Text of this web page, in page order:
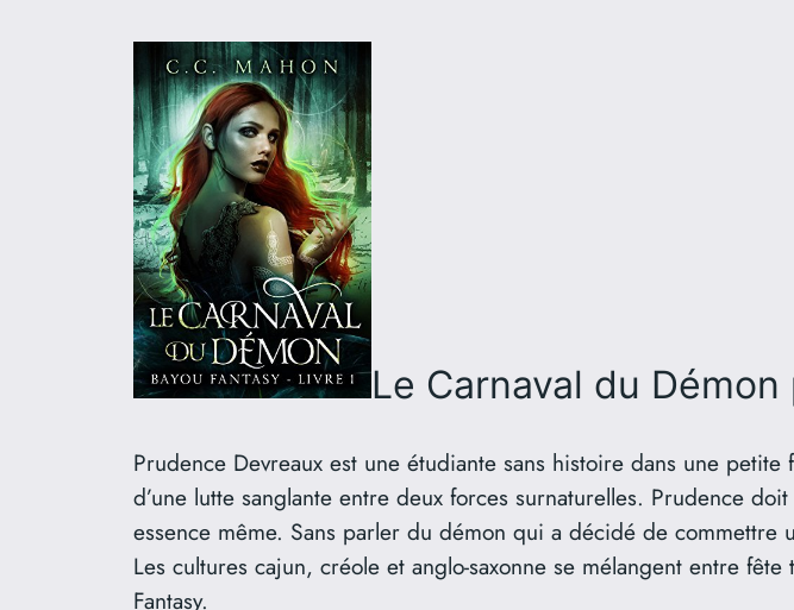
Le Carnaval du Démon
Prudence Devreaux est une étudiante sans histoire dans une
d’une lutte sanglante entre deux forces surnaturelles. Prudence
essence même. Sans parler du démon qui a décidé de commettre
Les cultures cajun, créole et anglo-saxonne se mélangent entre
Fantasy.